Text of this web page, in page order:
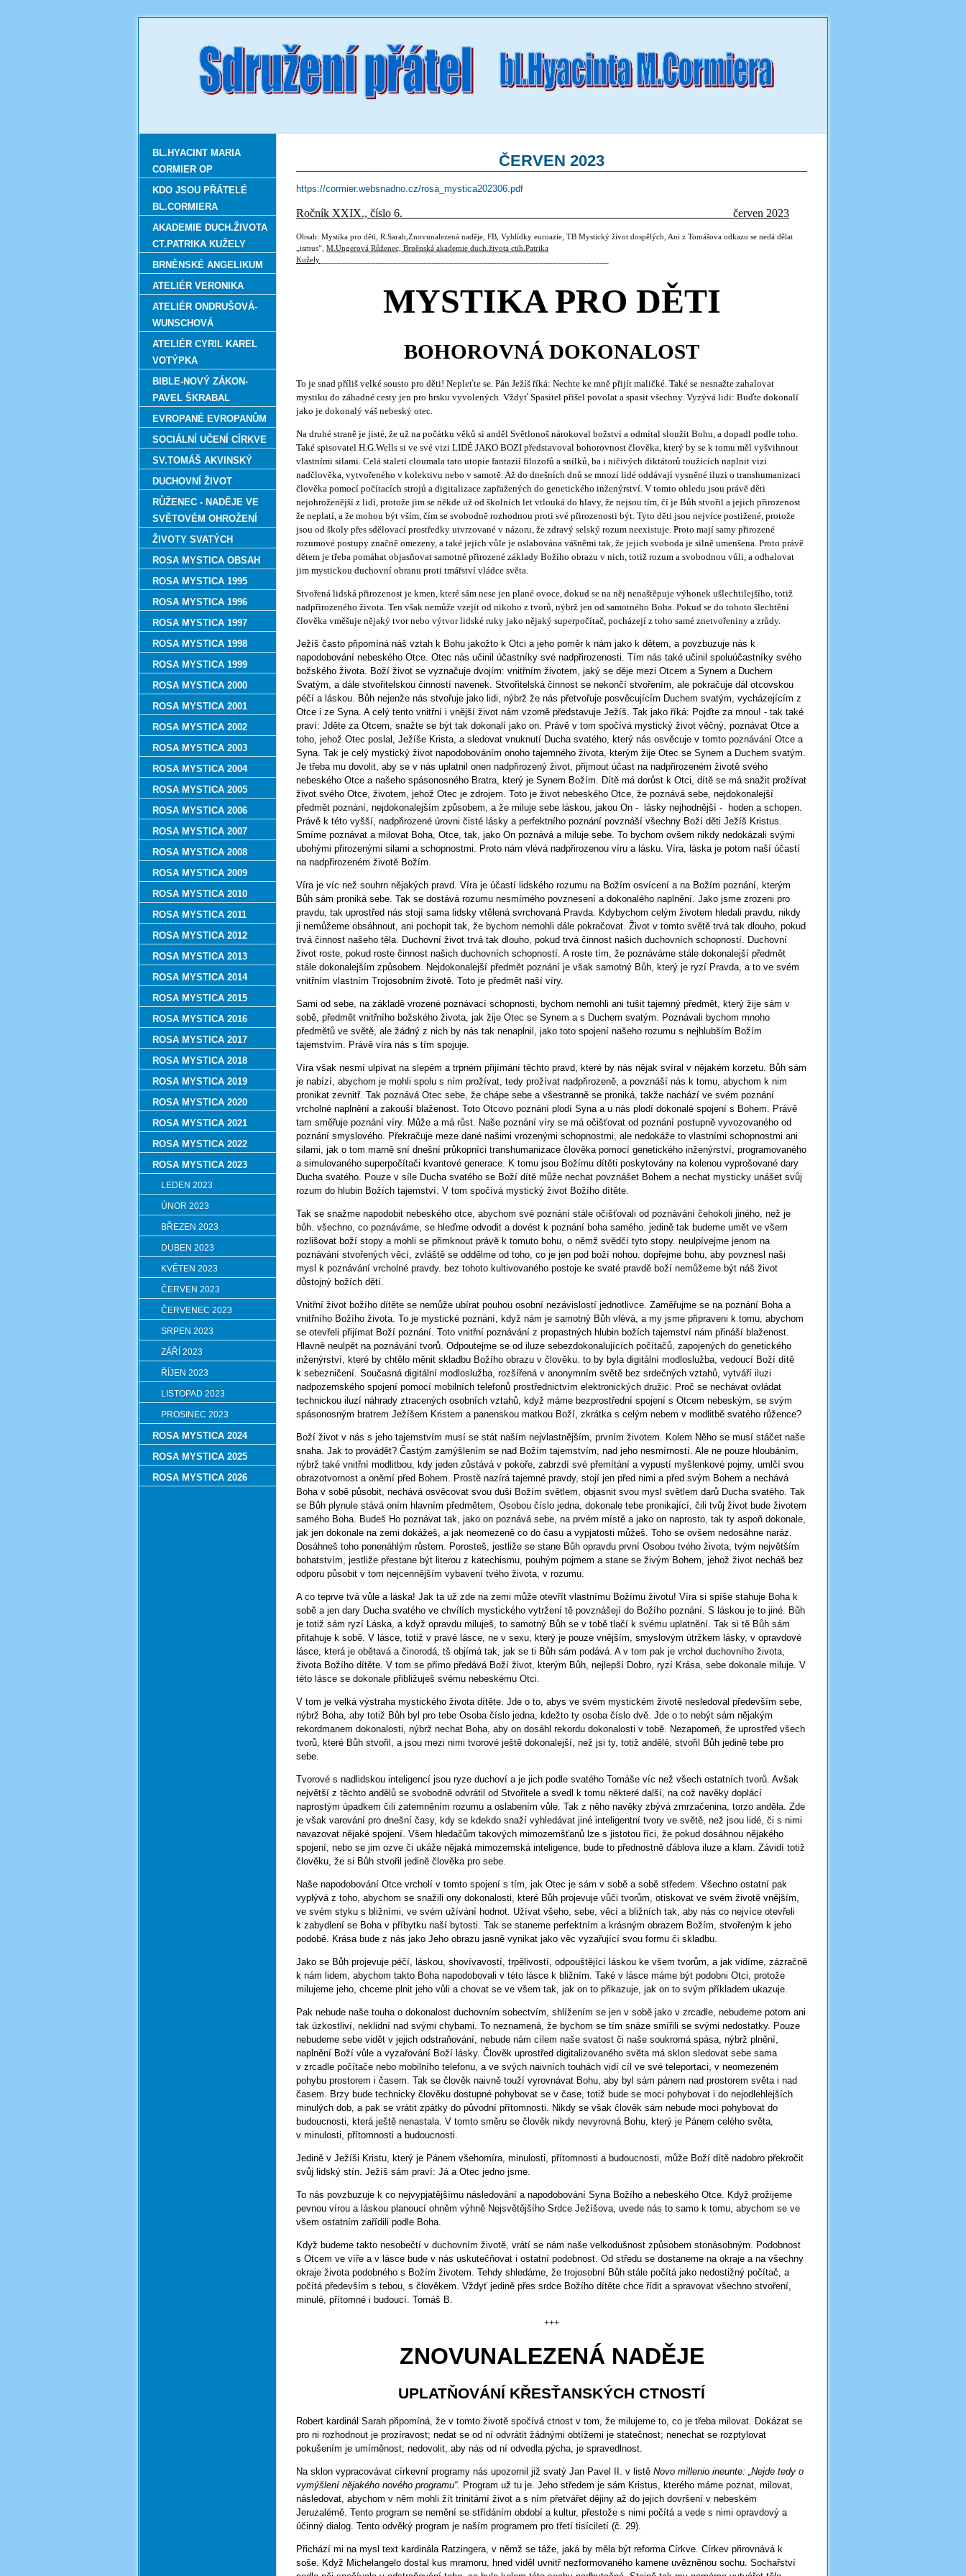
ČERVEN 2023
https://cormier.websnadno.cz/rosa_mystica202306.pdf
Ročník XXIX., číslo 6. červen 2023
Obsah: Mystika pro děti, R.Sarah,Znovunalezená naděje, FB, Vyhlídky euroazie, TB Mystický život dospělých, Ani z Tomášova odkazu se nedá dělat
„ismus“, M.Ungerová Růženec, Brněnská akademie duch.života ctih.Patrika
Kužely
MYSTIKA PRO DĚTI
BOHOROVNÁ DOKONALOST
To je snad příliš velké sousto pro děti! Nepleťte se. Pán Ježíš říká: Nechte ke mně přijít maličké. Také se nesnažte zahalovat
mystiku do záhadné cesty jen pro hrsku vyvolených. Vždyť Spasitel přišel povolat a spasit všechny. Vyzývá lidi: Buďte dokonalí
jako je dokonalý váš nebeský otec.
Na druhé straně je jisté, že už na počátku věků si anděl Světlonoš nárokoval božství a odmítal sloužit Bohu, a dopadl podle toho.
Také spisovatel H.G.Wells si ve své vizi LIDÉ JAKO BOZI představoval bohorovnost člověka, který by se k tomu měl vyšvihnout
vlastními silami. Celá staletí cloumala tato utopie fantazií filozofů a snílků, ba i ničivých diktátorů toužících naplnit vizi
nadčlověka, vytvořeného v kolektivu nebo v samotě. Až do dnešních dnů se mnozí lidé oddávají vysněné iluzi o transhumanizaci
člověka pomocí počítacích strojů a digitalizace zapřažených do genetického inženýrství. V tomto ohledu jsou právě děti
nejohroženější z lidí, protože jim se někde už od školních let vtlouká do hlavy, že nejsou tím, čí je Bůh stvořil a jejich přirozenost
že neplatí, a že mohou být vším, čím se svobodně rozhodnou proti své přirozenosti být. Tyto děti jsou nejvíce postižené, protože
jsou od školy přes sdělovací prostředky utvrzované v názoru, že zdravý selský rozum neexistuje. Proto mají samy přirozené
rozumové postupy značně omezeny, a také jejich vůle je oslabována vášněmi tak, že jejich svoboda je silně umenšena. Proto právě
dětem je třeba pomáhat objasňovat samotné přirozené základy Božího obrazu v nich, totiž rozum a svobodnou vůli, a odhalovat
jim mystickou duchovní obranu proti tmářství vládce světa.
Stvořená lidská přirozenost je kmen, které sám nese jen plané ovoce, dokud se na něj nenaštěpuje výhonek ušlechtilejšího, totiž
nadpřirozeného života. Ten však nemůže vzejít od nikoho z tvorů, nýbrž jen od samotného Boha. Pokud se do tohoto šlechtění
člověka vměšuje nějaký tvor nebo výtvor lidské ruky jako nějaký superpočítač, pocházejí z toho samé znetvořeniny a zrůdy.
Ježíš často připomíná náš vztah k Bohu jakožto k Otci a jeho poměr k nám jako k dětem, a povzbuzuje nás k
napodobování nebeského Otce. Otec nás učinil účastníky své nadpřirozenosti. Tím nás také učinil spoluúčastníky svého
božského života. Boží život se vyznačuje dvojím: vnitřním životem, jaký se děje mezi Otcem a Synem a Duchem
Svatým, a dále stvořitelskou činností navenek. Stvořitelská činnost se nekončí stvořením, ale pokračuje dál otcovskou
péčí a láskou. Bůh nejenže nás stvořuje jako lidi, nýbrž že nás přetvořuje posvěcujícím Duchem svatým, vycházejícím z
Otce i ze Syna. A celý tento vnitřní i vnější život nám vzorně představuje Ježíš. Tak jako říká: Pojďte za mnou! - tak také
praví: Jděte za Otcem, snažte se být tak dokonalí jako on. Právě v tom spočívá mystický život věčný, poznávat Otce a
toho, jehož Otec poslal, Ježíše Krista, a sledovat vnuknutí Ducha svatého, který nás osvěcuje v tomto poznávání Otce a
Syna. Tak je celý mystický život napodobováním onoho tajemného života, kterým žije Otec se Synem a Duchem svatým.
Je třeba mu dovolit, aby se v nás uplatnil onen nadpřirozený život, přijmout účast na nadpřirozeném životě svého
nebeského Otce a našeho spásonosného Bratra, který je Synem Božím. Dítě má dorůst k Otci, dítě se má snažit prožívat
život svého Otce, životem, jehož Otec je zdrojem. Toto je život nebeského Otce, že poznává sebe, nejdokonalejší
předmět poznání, nejdokonalejším způsobem, a že miluje sebe láskou, jakou On - lásky nejhodnější - hoden a schopen.
Právě k této vyšší, nadpřirozené úrovni čisté lásky a perfektního poznání povznáší všechny Boží děti Ježíš Kristus.
Smíme poznávat a milovat Boha, Otce, tak, jako On poznává a miluje sebe. To bychom ovšem nikdy nedokázali svými
ubohými přirozenými silami a schopnostmi. Proto nám vlévá nadpřirozenou víru a lásku. Víra, láska je potom naší účastí
na nadpřirozeném životě Božím.
Víra je víc než souhrn nějakých pravd. Víra je účastí lidského rozumu na Božím osvícení a na Božím poznání, kterým
Bůh sám proniká sebe. Tak se dostává rozumu nesmírného povznesení a dokonalého naplnění. Jako jsme zrozeni pro
pravdu, tak uprostřed nás stojí sama lidsky vtělená svrchovaná Pravda. Kdybychom celým životem hledali pravdu, nikdy
ji nemůžeme obsáhnout, ani pochopit tak, že bychom nemohli dále pokračovat. Život v tomto světě trvá tak dlouho, pokud
trvá činnost našeho těla. Duchovní život trvá tak dlouho, pokud trvá činnost našich duchovních schopností. Duchovní
život roste, pokud roste činnost našich duchovních schopností. A roste tím, že poznáváme stále dokonalejší předmět
stále dokonalejším způsobem. Nejdokonalejší předmět poznání je však samotný Bůh, který je ryzí Pravda, a to ve svém
vnitřním vlastním Trojosobním životě. Toto je předmět naší víry.
Sami od sebe, na základě vrozené poznávací schopnosti, bychom nemohli ani tušit tajemný předmět, který žije sám v
sobě, předmět vnitřního božského života, jak žije Otec se Synem a s Duchem svatým. Poznávali bychom mnoho
předmětů ve světě, ale žádný z nich by nás tak nenaplnil, jako toto spojení našeho rozumu s nejhlubším Božím
tajemstvím. Právě víra nás s tím spojuje.
Víra však nesmí ulpívat na slepém a trpném přijímání těchto pravd, které by nás nějak svíral v nějakém korzetu. Bůh sám
je nabízí, abychom je mohli spolu s ním prožívat, tedy prožívat nadpřirozeně, a povznáší nás k tomu, abychom k nim
pronikat zevnitř. Tak poznává Otec sebe, že chápe sebe a všestranně se proniká, takže nachází ve svém poznání
vrcholné naplnění a zakouší blaženost. Toto Otcovo poznání plodí Syna a u nás plodí dokonalé spojení s Bohem. Právě
tam směřuje poznání víry. Může a má růst. Naše poznání víry se má očišťovat od poznání postupně vyvozovaného od
poznání smyslového. Překračuje meze dané našimi vrozenými schopnostmi, ale nedokáže to vlastními schopnostmi ani
silami, jak o tom marně sní dnešní průkopníci transhumanizace člověka pomocí genetického inženýrství, programovaného
a simulovaného superpočítači kvantové generace. K tomu jsou Božímu dítěti poskytovány na kolenou vyprošované dary
Ducha svatého. Pouze v síle Ducha svatého se Boží dítě může nechat povznášet Bohem a nechat mysticky unášet svůj
rozum do hlubin Božích tajemství. V tom spočívá mystický život Božího dítěte.
Tak se snažme napodobit nebeského otce, abychom své poznání stále očišťovali od poznávání čehokoli jiného, než je
bůh. všechno, co poznáváme, se hleďme odvodit a dovést k poznání boha samého. jedině tak budeme umět ve všem
rozlišovat boží stopy a mohli se přimknout právě k tomuto bohu, o němž svědčí tyto stopy. neulpívejme jenom na
poznávání stvořených věcí, zvláště se oddělme od toho, co je jen pod boží nohou. dopřejme bohu, aby povznesl naši
mysl k poznávání vrcholné pravdy. bez tohoto kultivovaného postoje ke svaté pravdě boží nemůžeme být náš život
důstojný božích dětí.
Vnitřní život božího dítěte se nemůže ubírat pouhou osobní nezávislostí jednotlivce. Zaměřujme se na poznání Boha a
vnitřního Božího života. To je mystické poznání, když nám je samotný Bůh vlévá, a my jsme připraveni k tomu, abychom
se otevřeli přijímat Boží poznání. Toto vnitřní poznávání z propastných hlubin božích tajemství nám přináší blaženost.
Hlavně neulpět na poznávání tvorů. Odpoutejme se od iluze sebezdokonalujících počítačů, zapojených do genetického
inženýrství, které by chtělo měnit skladbu Božího obrazu v člověku. to by byla digitální modloslužba, vedoucí Boží dítě
k sebezničení. Současná digitální modloslužba, rozšířená v anonymním světě bez srdečných vztahů, vytváří iluzi
nadpozemského spojení pomocí mobilních telefonů prostřednictvím elektronických družic. Proč se nechávat ovládat
technickou iluzí náhrady ztracených osobních vztahů, když máme bezprostřední spojení s Otcem nebeským, se svým
spásonosným bratrem Ježíšem Kristem a panenskou matkou Boží, zkrátka s celým nebem v modlitbě svatého růžence?
Boží život v nás s jeho tajemstvím musí se stát naším nejvlastnějším, prvním životem. Kolem Něho se musí stáčet naše
snaha. Jak to provádět? Častým zamýšlením se nad Božím tajemstvím, nad jeho nesmírností. Ale ne pouze hloubáním,
nýbrž také vnitřní modlitbou, kdy jeden zůstává v pokoře, zabrzdí své přemítání a vypustí myšlenkové pojmy, umlčí svou
obrazotvornost a oněmí před Bohem. Prostě nazírá tajemné pravdy, stojí jen před nimi a před svým Bohem a nechává
Boha v sobě působit, nechává osvěcovat svou duši Božím světlem, objasnit svou mysl světlem darů Ducha svatého. Tak
se Bůh plynule stává oním hlavním předmětem, Osobou číslo jedna, dokonale tebe pronikající, čili tvůj život bude životem
samého Boha. Budeš Ho poznávat tak, jako on poznává sebe, na prvém místě a jako on naprosto, tak ty aspoň dokonale,
jak jen dokonale na zemi dokážeš, a jak neomezeně co do času a vypjatosti můžeš. Toho se ovšem nedosáhne naráz.
Dosáhneš toho ponenáhlým růstem. Porosteš, jestliže se stane Bůh opravdu první Osobou tvého života, tvým největším
bohatstvím, jestliže přestane být literou z katechismu, pouhým pojmem a stane se živým Bohem, jehož život necháš bez
odporu působit v tom nejcennějším vybavení tvého života, v rozumu.
A co teprve tvá vůle a láska! Jak ta už zde na zemi může otevřít vlastnímu Božímu životu! Víra si spíše stahuje Boha k
sobě a jen dary Ducha svatého ve chvílích mystického vytržení tě povznášejí do Božího poznání. S láskou je to jiné. Bůh
je totiž sám ryzí Láska, a když opravdu miluješ, to samotný Bůh se v tobě tlačí k svému uplatnění. Tak si tě Bůh sám
přitahuje k sobě. V lásce, totiž v pravé lásce, ne v sexu, který je pouze vnějším, smyslovým útržkem lásky, v opravdové
lásce, která je obětavá a činorodá, tš objímá tak, jak se ti Bůh sám podává. A v tom pak je vrchol duchovního života,
života Božího dítěte. V tom se přímo předává Boží život, kterým Bůh, nejlepší Dobro, ryzí Krása, sebe dokonale miluje. V
této lásce se dokonale přibližuješ svému nebeskému Otci.
V tom je velká výstraha mystického života dítěte. Jde o to, abys ve svém mystickém životě nesledoval především sebe,
nýbrž Boha, aby totiž Bůh byl pro tebe Osoba číslo jedna, kdežto ty osoba číslo dvě. Jde o to nebýt sám nějakým
rekordmanem dokonalosti, nýbrž nechat Boha, aby on dosáhl rekordu dokonalosti v tobě. Nezapomeň, že uprostřed všech
tvorů, které Bůh stvořil, a jsou mezi nimi tvorové ještě dokonalejší, než jsi ty, totiž andělé, stvořil Bůh jedině tebe pro
sebe.
Tvorové s nadlidskou inteligencí jsou ryze duchoví a je jich podle svatého Tomáše víc než všech ostatních tvorů. Avšak
největší z těchto andělů se svobodně odvrátil od Stvořitele a svedl k tomu některé další, na což navěky doplácí
naprostým úpadkem čili zatemněním rozumu a oslabením vůle. Tak z něho navěky zbývá zmrzačenina, torzo anděla. Zde
je však varování pro dnešní časy, kdy se kdekdo snaží vyhledávat jiné inteligentní tvory ve světě, než jsou lidé, či s nimi
navazovat nějaké spojení. Všem hledačům takových mimozemšťanů lze s jistotou říci, že pokud dosáhnou nějakého
spojení, nebo se jim ozve či ukáže nějaká mimozemská inteligence, bude to přednostně ďáblova iluze a klam. Závidí totiž
člověku, že si Bůh stvořil jedině člověka pro sebe.
Naše napodobování Otce vrcholí v tomto spojení s tím, jak Otec je sám v sobě a sobě středem. Všechno ostatní pak
vyplývá z toho, abychom se snažili ony dokonalosti, které Bůh projevuje vůči tvorům, otiskovat ve svém životě vnějším,
ve svém styku s bližními, ve svém užívání hodnot. Užívat všeho, sebe, věcí a bližních tak, aby nás co nejvíce otevřeli
k zabydlení se Boha v příbytku naší bytosti. Tak se staneme perfektním a krásným obrazem Božím, stvořeným k jeho
podobě. Krása bude z nás jako Jeho obrazu jasně vynikat jako věc vyzařující svou formu či skladbu.
Jako se Bůh projevuje péčí, láskou, shovívavostí, trpělivostí, odpouštějící láskou ke všem tvorům, a jak vidíme, zázračně
k nám lidem, abychom takto Boha napodobovali v této lásce k bližním. Také v lásce máme být podobni Otci, protože
milujeme jeho, chceme plnit jeho vůli a chovat se ve všem tak, jak on to přikazuje, jak on to svým příkladem ukazuje.
Pak nebude naše touha o dokonalost duchovním sobectvím, shlížením se jen v sobě jako v zrcadle, nebudeme potom ani
tak úzkostliví, neklidní nad svými chybami. To neznamená, že bychom se tím snáze smířili se svými nedostatky. Pouze
nebudeme sebe vidět v jejich odstraňování, nebude nám cílem naše svatost či naše soukromá spása, nýbrž plnění,
naplnění Boží vůle a vyzařování Boží lásky. Člověk uprostřed digitalizovaného světa má sklon sledovat sebe sama
v zrcadle počítače nebo mobilního telefonu, a ve svých naivních touhách vidí cíl ve své teleportaci, v neomezeném
pohybu prostorem i časem. Tak se člověk naivně touží vyrovnávat Bohu, aby byl sám pánem nad prostorem světa i nad
časem. Brzy bude technicky člověku dostupné pohybovat se v čase, totiž bude se moci pohybovat i do nejodlehlejších
minulých dob, a pak se vrátit zpátky do původní přítomnosti. Nikdy se však člověk sám nebude moci pohybovat do
budoucnosti, která ještě nenastala. V tomto směru se člověk nikdy nevyrovná Bohu, který je Pánem celého světa,
v minulosti, přítomnosti a budoucnosti.
Jedině v Ježíši Kristu, který je Pánem všehomíra, minulosti, přítomnosti a budoucnosti, může Boží dítě nadobro překročit
svůj lidský stín. Ježíš sám praví: Já a Otec jedno jsme.
To nás povzbuzuje k co nejvypjatějšímu následování a napodobování Syna Božího a nebeského Otce. Když prožijeme
pevnou vírou a láskou planoucí ohněm výhně Nejsvětějšího Srdce Ježíšova, uvede nás to samo k tomu, abychom se ve
všem ostatním zařídili podle Boha.
Když budeme takto nesobečtí v duchovním životě, vrátí se nám naše velkodušnost způsobem stonásobným. Podobnost
s Otcem ve víře a v lásce bude v nás uskutečňovat i ostatní podobnost. Od středu se dostaneme na okraje a na všechny
okraje života podobného s Božím životem. Tehdy shledáme, že trojosobní Bůh stále počítá jako nedostižný počítač, a
počítá především s tebou, s člověkem. Vždyť jedině přes srdce Božího dítěte chce řídit a spravovat všechno stvoření,
minulé, přítomné i budoucí. Tomáš B.
+++
ZNOVUNALEZENÁ NADĚJE
UPLATŇOVÁNÍ KŘESŤANSKÝCH CTNOSTÍ
Robert kardinál Sarah připomíná, že v tomto životě spočívá ctnost v tom, že milujeme to, co je třeba milovat. Dokázat se
pro ni rozhodnout je prozíravost; nedat se od ní odvrátit žádnými obtížemi je statečnost; nenechat se rozptylovat
pokušením je umírněnost; nedovolit, aby nás od ní odvedla pýcha, je spravedlnost.
Na sklon vypracovávat církevní programy nás upozornil již svatý Jan Pavel II. v listě Novo millenio ineunte: „Nejde tedy o
vymýšlení nějakého nového programu“. Program už tu je. Jeho středem je sám Kristus, kterého máme poznat, milovat,
následovat, abychom v něm mohli žít trinitární život a s ním přetvářet dějiny až do jejich dovršení v nebeském
Jeruzalémě. Tento program se nemění se střídáním období a kultur, přestože s nimi počítá a vede s nimi opravdový a
účinný dialog. Tento odvěký program je naším programem pro třetí tisíciletí (č. 29).
Přichází mi na mysl text kardinála Ratzingera, v němž se táže, jaká by měla být reforma Církve. Církev přirovnává k
soše. Když Michelangelo dostal kus mramoru, hned viděl uvnitř nezformovaného kamene uvězněnou sochu. Sochařství
BL.HYACINT MARIA
CORMIER OP
KDO JSOU PŘÁTELÉ
BL.CORMIERA
AKADEMIE DUCH.ŽIVOTA
CT.PATRIKA KUŽELY
BRNĚNSKÉ ANGELIKUM
ATELIÉR VERONIKA
ATELIÉR ONDRUŠOVÁ-
WUNSCHOVÁ
ATELIÉR CYRIL KAREL
VOTÝPKA
BIBLE-NOVÝ ZÁKON-
PAVEL ŠKRABAL
EVROPANÉ EVROPANŮM
SOCIÁLNÍ UČENÍ CÍRKVE
SV.TOMÁŠ AKVINSKÝ
DUCHOVNÍ ŽIVOT
RŮŽENEC - NADĚJE VE
SVĚTOVÉM OHROŽENÍ
ŽIVOTY SVATÝCH
ROSA MYSTICA OBSAH
ROSA MYSTICA 1995
ROSA MYSTICA 1996
ROSA MYSTICA 1997
ROSA MYSTICA 1998
ROSA MYSTICA 1999
ROSA MYSTICA 2000
ROSA MYSTICA 2001
ROSA MYSTICA 2002
ROSA MYSTICA 2003
ROSA MYSTICA 2004
ROSA MYSTICA 2005
ROSA MYSTICA 2006
ROSA MYSTICA 2007
ROSA MYSTICA 2008
ROSA MYSTICA 2009
ROSA MYSTICA 2010
ROSA MYSTICA 2011
ROSA MYSTICA 2012
ROSA MYSTICA 2013
ROSA MYSTICA 2014
ROSA MYSTICA 2015
ROSA MYSTICA 2016
ROSA MYSTICA 2017
ROSA MYSTICA 2018
ROSA MYSTICA 2019
ROSA MYSTICA 2020
ROSA MYSTICA 2021
ROSA MYSTICA 2022
ROSA MYSTICA 2023
LEDEN 2023
ÚNOR 2023
BŘEZEN 2023
DUBEN 2023
KVĚTEN 2023
ČERVEN 2023
ČERVENEC 2023
SRPEN 2023
ZÁŘÍ 2023
ŘÍJEN 2023
LISTOPAD 2023
PROSINEC 2023
ROSA MYSTICA 2024
ROSA MYSTICA 2025
ROSA MYSTICA 2026